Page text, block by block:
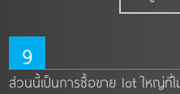
9
ส่วนนี้เป็นการซื้อขาย lot ใหญ่ที่